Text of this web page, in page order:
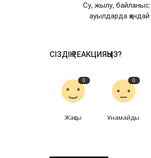
Су, жылу,
ауылдарда қандай
СІЗДІҢ РЕАКЦИЯҢЫЗ?
0
Жақсы
0
Ұнамайды